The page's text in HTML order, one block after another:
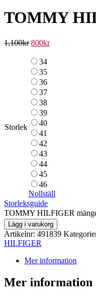
TOMMY
1,100kr 800kr
Storlek
34
35
36
37
38
39
40
41
42
43
44
45
46
Nollställ
Storleksguide
TOMMY HILFIGER
Lägg i varukorg
Artikelnr: 491839
HILFIGER
Mer information
Mer information